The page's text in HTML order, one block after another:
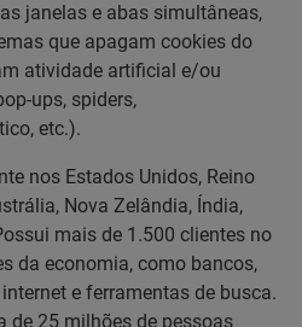
janelas e abas simultâneas,
que apagam cookies do
atividade artificial e/ou
ups, spiders,
etc.).
nos Estados Unidos, Reino
Nova Zelândia, Índia,
mais de 1.500 clientes no
da economia, como bancos,
e ferramentas de busca.
de 25 milhões de pessoas